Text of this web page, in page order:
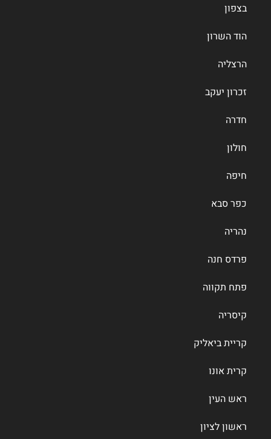
בצפון
הוד השרון
הרצליה
זכרון יעקב
חדרה
חולון
חיפה
כפר סבא
נהריה
פרדס חנה
פתח תקווה
קיסריה
קריית ביאליק
קרית אונו
ראש העין
ראשון לציון